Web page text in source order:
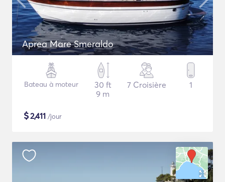
Aprea Mare Smeraldo
Bateau à moteur
30 ft
9 m
7 Croisière 1
$2,411 /jour